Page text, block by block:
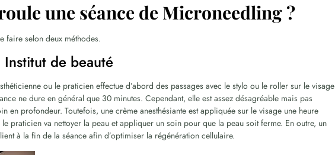
une séance de Microneedling ?
faire selon deux méthodes.
de beauté
ou le praticien effectue d’abord des passages avec le stylo ou le roller sur le visage
ne dure en général que 30 minutes. Cependant, elle est assez désagréable mais pas
en profondeur. Toutefois, une crème anesthésiante est appliquée sur le visage une heure
le praticien va nettoyer la peau et appliquer un soin pour que la peau soit ferme. En outre, un
à la fin de la séance afin d’optimiser la régénération cellulaire.